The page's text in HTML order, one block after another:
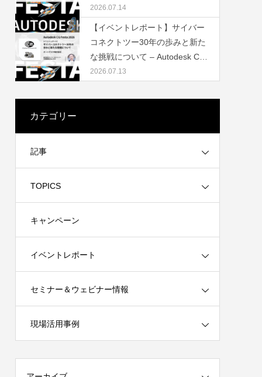
オンラ
現を支えた3DCG制作の舞台裏
– Autodesk CG Festa 2026
2026.07.14
【イベントレポート】サイバー
コネクトツー30年の歩みと新た
な挑戦について – Autodesk CG
Festa 2026（株式会社サイバー
2026.07.13
カテゴリー
記事
TOPICS
キャンペーン
イベントレポート
セミナー＆ウェビナー情報
現場活用事例